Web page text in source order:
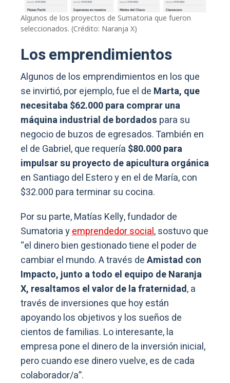
Algunos de los proyectos de Sumatoria que fueron
seleccionados. (Crédito: Naranja X)
Los emprendimientos
Algunos de los emprendimientos en los que
se invirtió, por ejemplo, fue el de Marta, que
necesitaba $62.000 para comprar una
máquina industrial de bordados para su
negocio de buzos de egresados. También en
el de Gabriel, que requería $80.000 para
impulsar su proyecto de apicultura orgánica
en Santiago del Estero y en el de María, con
$32.000 para terminar su cocina.
Por su parte, Matías Kelly, fundador de
Sumatoria yemprendedor social, sostuvo que
“el dinero bien gestionado tiene el poder de
cambiar el mundo. A través deAmistad con
Impacto, junto a todo el equipo de Naranja
X, resaltamos el valor de la fraternidad, a
través de inversiones que hoy están
apoyando los objetivos y los sueños de
cientos de familias. Lo interesante, la
empresa pone el dinero de la inversión inicial,
pero cuando ese dinero vuelve, es de cada
colaborador/a”.